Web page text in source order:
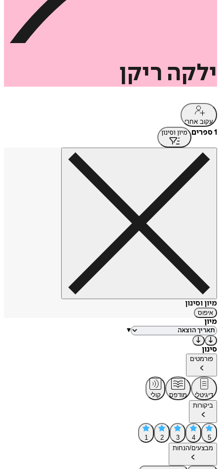
ילקה ריקן
עקוב אחרי
1 ספרים מיון וסינון
מיון וסינון
איפוס
מיון
▾
סינון
פורמטים
דיגיטלי מודפס
קולי
ביקורות
5
4
3
2
1
מבצעים/הנחות